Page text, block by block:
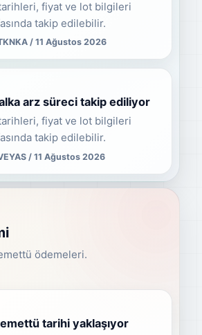
fiyat ve lot bilgileri
takip edilebilir.
/ 11 Ağustos 2026
arz süreci takip ediliyor
fiyat ve lot bilgileri
takip edilebilir.
/ 11 Ağustos 2026
ödemeleri.
tarihi yaklaşıyor